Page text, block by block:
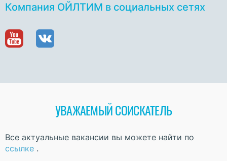
Компания ОЙЛТИМ в социальных сетях
УВАЖАЕМЫЙ СОИСКАТЕЛЬ
Все актуальные вакансии вы можете найти по
ссылке .